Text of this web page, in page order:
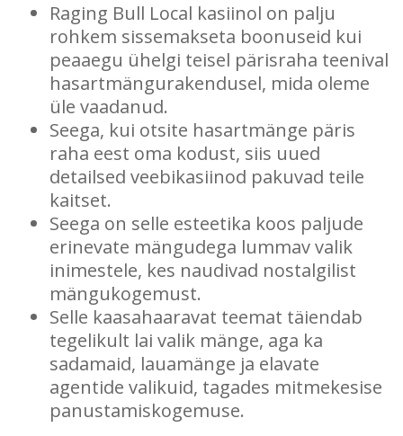
Raging Bull Local kasiinol on palju
rohkem sissemakseta boonuseid kui
peaaegu ühelgi teisel pärisraha teenival
hasartmängurakendusel, mida oleme
üle vaadanud.
Seega, kui otsite hasartmänge päris
raha eest oma kodust, siis uued
detailsed veebikasiinod pakuvad teile
kaitset.
Seega on selle esteetika koos paljude
erinevate mängudega lummav valik
inimestele, kes naudivad nostalgilist
mängukogemust.
Selle kaasahaaravat teemat täiendab
tegelikult lai valik mänge, aga ka
sadamaid, lauamänge ja elavate
agentide valikuid, tagades mitmekesise
panustamiskogemuse.